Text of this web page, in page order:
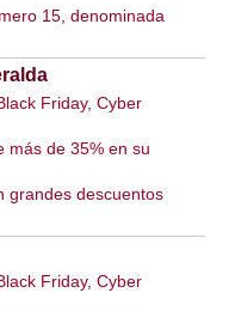
15, denominada
Friday, Cyber
más de 35% en su
grandes descuentos
Friday, Cyber